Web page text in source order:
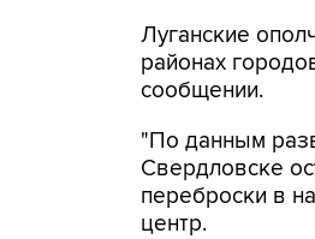
Луганские
районах
сообщении.
"По данным
Свердловске
переброски в
центр.